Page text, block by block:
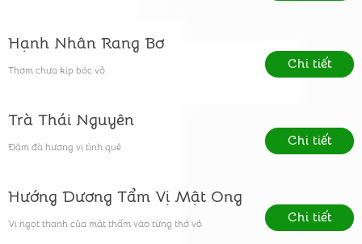
Hạnh Nhân Rang Bơ
Thơm chưa kịp bóc vỏ Chi tiết
Trà Thái Nguyên
Đậm đà hương vị tình quê Chi tiết
Hướng Dương Tẩm Vị Mật Ong
Vị ngọt thanh của mật thấm vào từng thớ vỏ Chi tiết